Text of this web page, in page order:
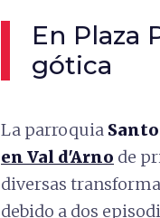
En Plaza
gótica
La parroquia
en Val d'Arno de
diversas
debido a dos